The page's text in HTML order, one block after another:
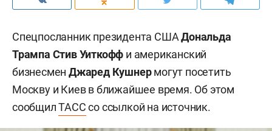
Спецпосланник президента СШАДональда
Трампа Стив Уиткофф и американский
бизнесменДжаред Кушнермогут посетить
Москву и Киев в ближайшее время. Об этом
сообщилТАССсо ссылкой на источник.